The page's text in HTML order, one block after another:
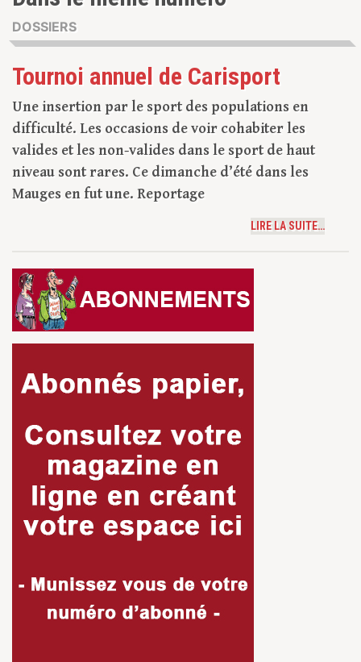
DOSSIERS
Tournoi annuel de Carisport
Une insertion par le sport des populations en
difficulté. Les occasions de voir cohabiter les
valides et les non-valides dans le sport de haut
niveau sont rares. Ce dimanche d’été dans les
Mauges en fut une. Reportage
LIRE LA SUITE…